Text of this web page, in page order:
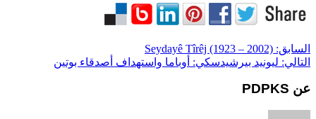
السابق:
التالي: ليونيد بيرشيدسكي: أوباما واستهداف أصدقاء بوتين
عن PDPKS